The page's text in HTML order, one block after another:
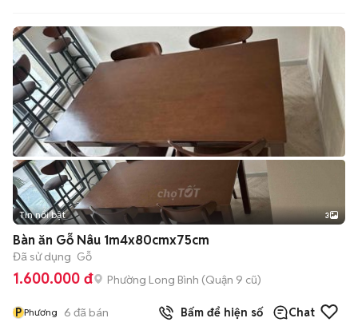
Tin nổi bật 3
Bàn ăn Gỗ Nâu 1m4x80cmx75cm
Đã sử dụng Gỗ
1.600.000 đ Phường Long Bình (Quận 9 cũ)
P Phương 6 đã bán Bấm để hiện số Chat